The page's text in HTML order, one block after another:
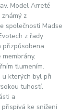
Model Arreté
z
společnosti Madse
z řady
tlumením.
u kterých byl při
tuhostí.
a
ke snížení